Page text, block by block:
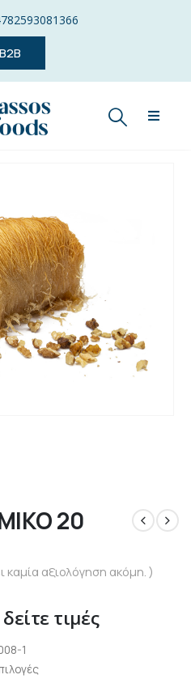
2593081366
B2B
20
καμία αξιολόγηση ακόμη. )
τιμές
1